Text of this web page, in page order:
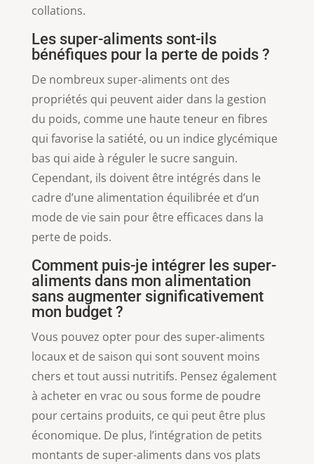
collations.
Les super-aliments sont-ils
bénéfiques pour la perte de poids ?
De nombreux super-aliments ont des
propriétés qui peuvent aider dans la gestion
du poids, comme une haute teneur en fibres
qui favorise la satiété, ou un indice glycémique
bas qui aide à réguler le sucre sanguin.
Cependant, ils doivent être intégrés dans le
cadre d’une alimentation équilibrée et d’un
mode de vie sain pour être efficaces dans la
perte de poids.
Comment puis-je intégrer les super-
aliments dans mon alimentation
sans augmenter significativement
mon budget ?
Vous pouvez opter pour des super-aliments
locaux et de saison qui sont souvent moins
chers et tout aussi nutritifs. Pensez également
à acheter en vrac ou sous forme de poudre
pour certains produits, ce qui peut être plus
économique. De plus, l’intégration de petits
montants de super-aliments dans vos plats